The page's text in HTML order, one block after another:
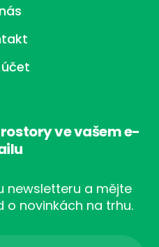
ve vašem e-
newsletteru a mějte
o novinkách na trhu.